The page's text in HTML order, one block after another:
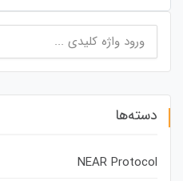
برای:
دسته‌ها
NEAR Protocol